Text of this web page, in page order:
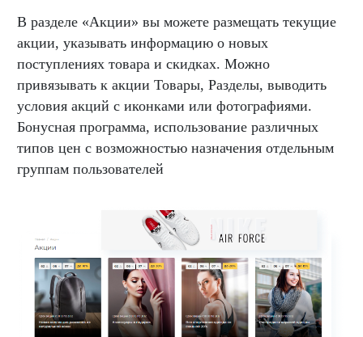
В разделе «Акции» вы можете размещать текущие
акции, указывать информацию о новых
поступлениях товара и скидках. Можно
привязывать к акции Товары, Разделы, выводить
условия акций с иконками или фотографиями.
Бонусная программа, использование различных
типов цен с возможностью назначения отдельным
группам пользователей